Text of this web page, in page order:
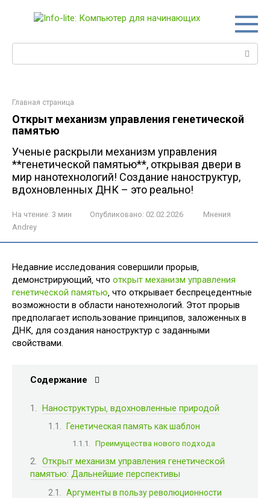
Главная страница
Открыт механизм управления генетической
памятью
Ученые раскрыли механизм управления
**генетической памятью**, открывая двери в
мир нанотехнологий! Создание наноструктур,
вдохновленных ДНК – это реально!
На чтение: 3 мин Опубликовано: 02.02.2026
Мнения
Andrey
Недавние исследования совершили прорыв‚
демонстрирующий‚ что открыт механизм управления
генетической памятью‚ что открывает беспрецедентные
возможности в области нанотехнологий. Этот прорыв
предполагает использование принципов‚ заложенных в
ДНК‚ для создания наноструктур с заданными
свойствами.
Содержание
Наноструктуры‚ вдохновленные природой
Генетическая память как шаблон
Преимущества нового подхода
Открыт механизм управления генетической
памятью: Дальнейшие перспективы
Аргументы в пользу революционности